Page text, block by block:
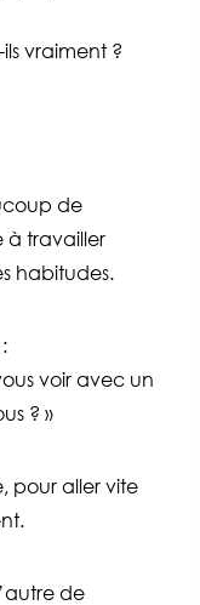
vraiment ?
de
travailler
habitudes.
voir avec un
? »
pour aller vite
de